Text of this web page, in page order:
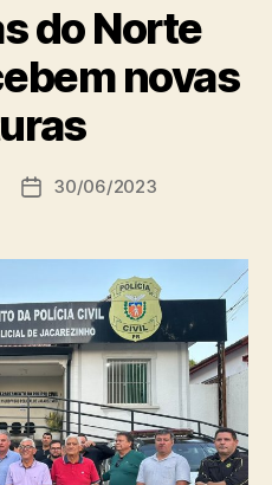
do Norte
novas
Data30/06/2023